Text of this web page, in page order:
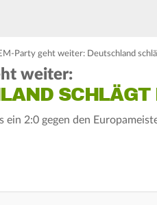
Party geht weiter: Deutschland
weiter:
ein 2:0 gegen den